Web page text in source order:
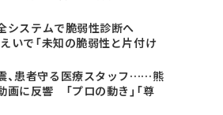
システムで脆弱性診断へ
いで「未知の脆弱性と片付け
、患者守る医療スタッフ……熊
画に反響 「プロの動き」「尊